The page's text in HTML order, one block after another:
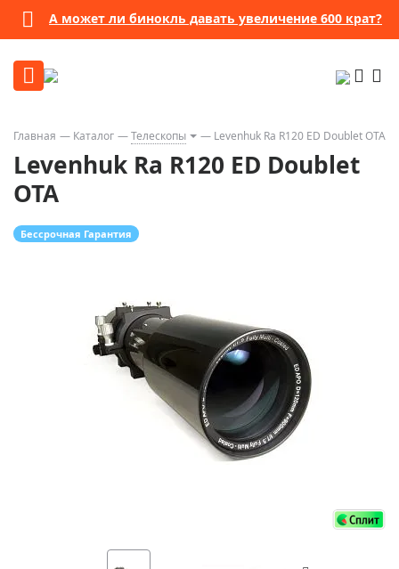
А может ли бинокль давать увеличение 600 крат?
Главная Каталог Телескопы Levenhuk Ra R120 ED Doublet OTA
Levenhuk Ra R120 ED Doublet
OTA
Бессрочная Гарантия